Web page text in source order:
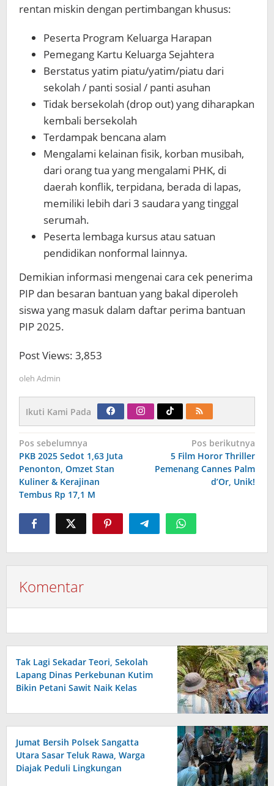
rentan miskin dengan pertimbangan khusus:
Peserta Program Keluarga Harapan
Pemegang Kartu Keluarga Sejahtera
Berstatus yatim piatu/yatim/piatu dari
sekolah / panti sosial / panti asuhan
Tidak bersekolah (drop out) yang diharapkan
kembali bersekolah
Terdampak bencana alam
Mengalami kelainan fisik, korban musibah,
dari orang tua yang mengalami PHK, di
daerah konflik, terpidana, berada di lapas,
memiliki lebih dari 3 saudara yang tinggal
serumah.
Peserta lembaga kursus atau satuan
pendidikan nonformal lainnya.
Demikian informasi mengenai cara cek penerima
PIP dan besaran bantuan yang bakal diperoleh
siswa yang masuk dalam daftar perima bantuan
PIP 2025.
Post Views: 3,853
oleh Admin
Ikuti Kami Pada
Navigasi
pos
Pos sebelumnya
PKB 2025 Sedot 1,63 Juta
Penonton, Omzet Stan
Kuliner & Kerajinan
Tembus Rp 17,1 M
Pos berikutnya
5 Film Horor Thriller
Pemenang Cannes Palm
d’Or, Unik!
Komentar
Tak Lagi Sekadar Teori, Sekolah
Lapang Dinas Perkebunan Kutim
Bikin Petani Sawit Naik Kelas
Jumat Bersih Polsek Sangatta
Utara Sasar Teluk Rawa, Warga
Diajak Peduli Lingkungan